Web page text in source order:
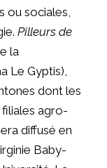
ou sociales,
Pilleurs de
la
Le Gyptis),
dont les
agro-
diffusé en
Baby-